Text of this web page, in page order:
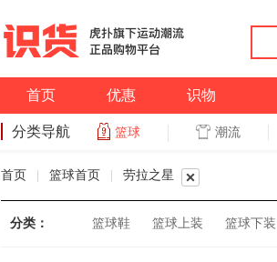
首页 优惠 识物
分类导航 篮球 潮流
首页 篮球首页 劳拉之星
分类： 篮球鞋 篮球上装 篮球下装